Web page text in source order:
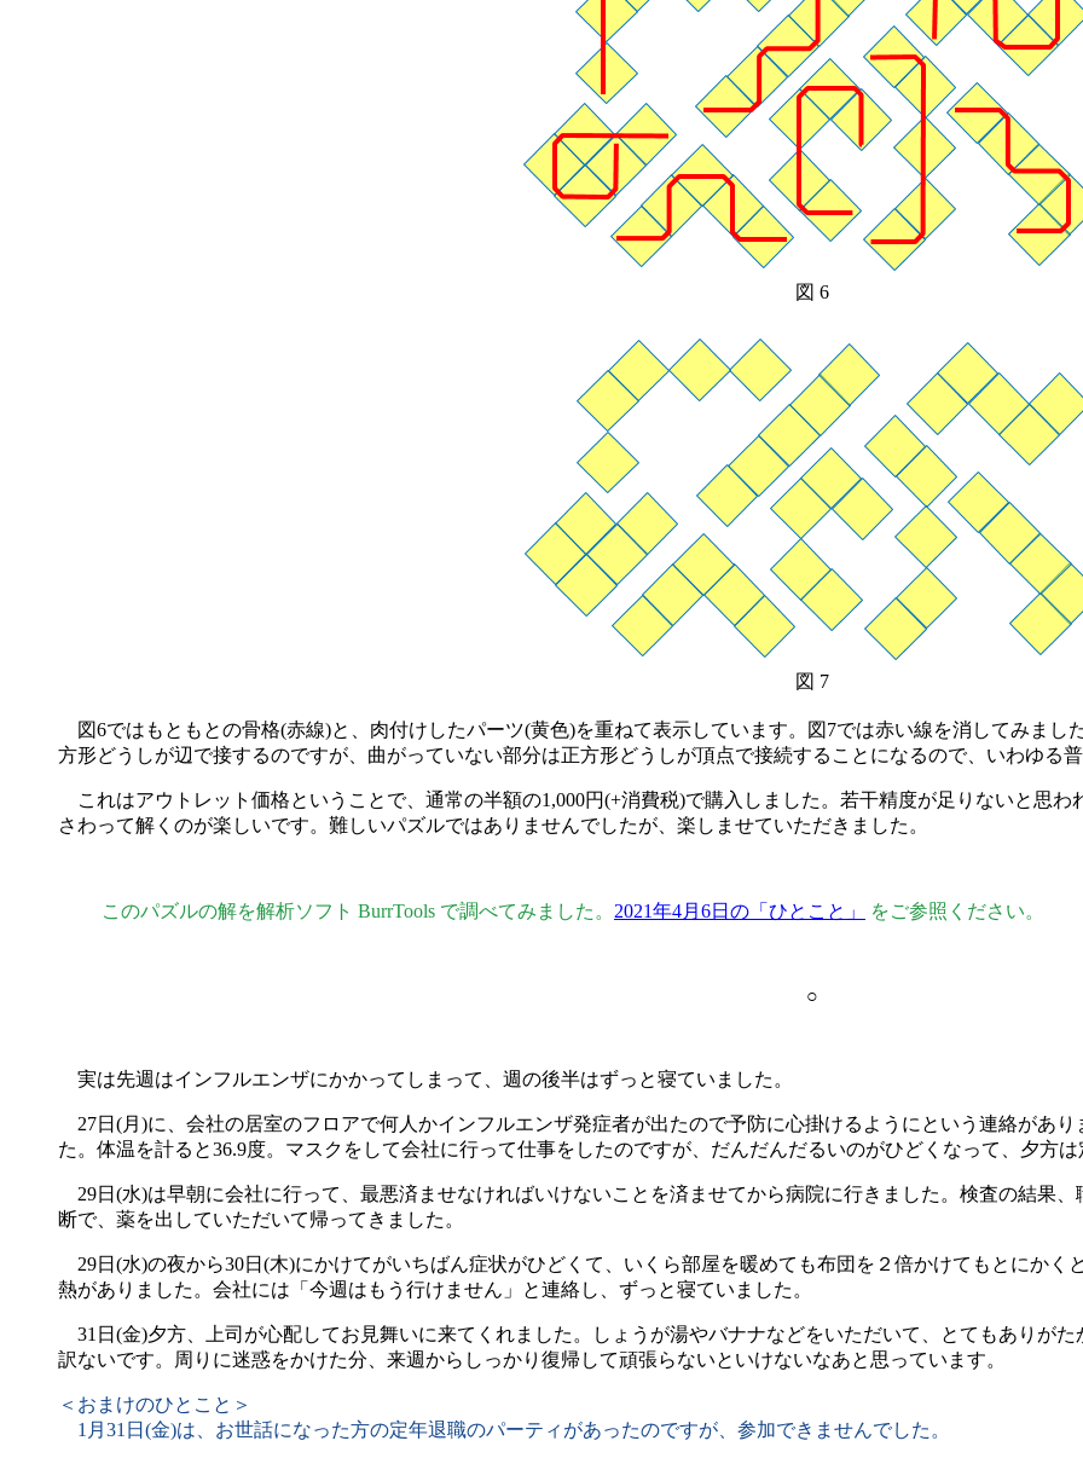
図 6
図 7
図6ではもともとの骨格(赤線)と、肉付けしたパーツ(黄色)を重ねて表示しています。図7では赤い線を消してみまし
方形どうしが辺で接するのですが、曲がっていない部分は正方形どうしが頂点で接続することになるので、いわゆる
これはアウトレット価格ということで、通常の半額の1,000円(+消費税)で購入しました。若干精度が足りないと思
さわって解くのが楽しいです。難しいパズルではありませんでしたが、楽しませていただきました。
このパズルの解を解析ソフト BurrTools で調べてみました。 2021年4月6日の「ひとこと」 をご参照ください。
○
実は先週はインフルエンザにかかってしまって、週の後半はずっと寝ていました。
27日(月)に、会社の居室のフロアで何人かインフルエンザ発症者が出たので予防に心掛けるようにという連絡があ
た。体温を計ると36.9度。マスクをして会社に行って仕事をしたのですが、だんだんだるいのがひどくなって、夕方
29日(水)は早朝に会社に行って、最悪済ませなければいけないことを済ませてから病院に行きました。検査の結果
断で、薬を出していただいて帰ってきました。
29日(水)の夜から30日(木)にかけてがいちばん症状がひどくて、いくら部屋を暖めても布団を２倍かけてもとにかく
熱がありました。会社には「今週はもう行けません」と連絡し、ずっと寝ていました。
31日(金)夕方、上司が心配してお見舞いに来てくれました。しょうが湯やバナナなどをいただいて、とてもありが
訳ないです。周りに迷惑をかけた分、来週からしっかり復帰して頑張らないといけないなあと思っています。
＜おまけのひとこと＞
1月31日(金)は、お世話になった方の定年退職のパーティがあったのですが、参加できませんでした。